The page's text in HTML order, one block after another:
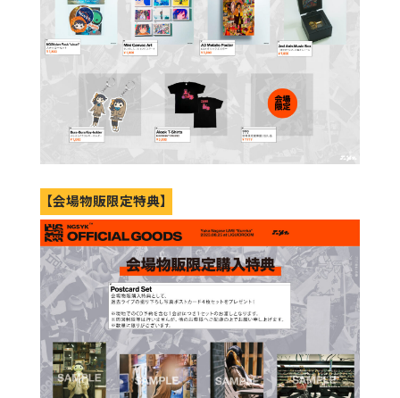
【会場物販限定特典】